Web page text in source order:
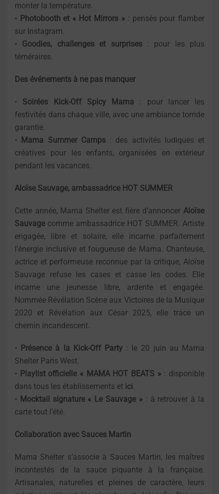
monter la température.
• Photobooth et « Hot Mirrors »: pensés pour flamber
sur Instagram.
• Goodies, challenges et surprises: pour les plus
téméraires.
Des événements à ne pas manquer
• Soirées Kick-Off Spicy Mama : pour lancer les
festivités dans chaque ville, avec une ambiance torride
garantie.
•
Mama Summer Camps: des activités ludiques et
créatives pour les enfants, organisées en extérieur
pendant les vacances.
Aloïse Sauvage, ambassadrice HOT SUMMER
Cette année, Mama Shelter est fière d’annoncer Aloïse
Sauvagecomme ambassadrice HOT SUMMER. Artiste
engagée, libre et solaire, elle incarne parfaitement
l’énergie inclusive et fougueuse de Mama. Chanteuse,
actrice et performeuse reconnue par la critique, Aloïse
Sauvage refuse les cases et casse les codes. Elle
incarne une jeunesse libre, ardente et engagée.
Nommée Révélation Scène aux Victoires de la Musique
2020 et Révélation aux César 2025, elle trace un
chemin incandescent.
• Présence à la Kick-Off Party: le 20 juin au Mama
Shelter Paris West.
• Playlist officielle « MAMA HOT BEATS »: disponible
dans tous les établissements et ici
• Mocktail signature « Le Sauvage »: à retrouver à la
carte tout l’été.
Collaboration avec Sauces Martin
Mama Shelter s’associe à Sauces Martin, les maîtres
incontestés de la sauce piquante à la française.
Artisanales, naturelles et pleines de caractère, leurs